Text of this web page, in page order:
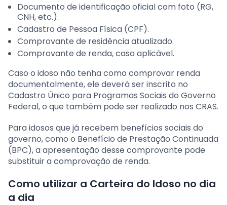
Documento de identificação oficial com foto (RG,
CNH, etc.).
Cadastro de Pessoa Física (CPF).
Comprovante de residência atualizado.
Comprovante de renda, caso aplicável.
Caso o idoso não tenha como comprovar renda
documentalmente, ele deverá ser inscrito no
Cadastro Único para Programas Sociais do Governo
Federal, o que também pode ser realizado nos CRAS.
Para idosos que já recebem benefícios sociais do
governo, como o Benefício de Prestação Continuada
(BPC), a apresentação desse comprovante pode
substituir a comprovação de renda.
Como utilizar a Carteira do Idoso no dia
a dia